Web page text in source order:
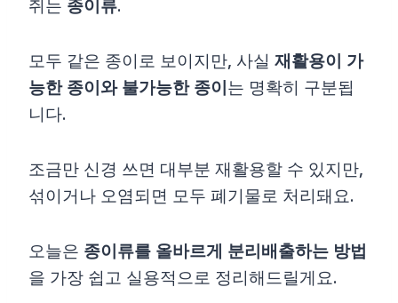
모두 같은 종이로 보이지만, 사실재활용이 가
능한 종이와 불가능한 종이는 명확히 구분됩
니다.
조금만 신경 쓰면 대부분 재활용할 수 있지만,
섞이거나 오염되면 모두 폐기물로 처리돼요.
오늘은종이류를 올바르게 분리배출하는 방법
을 가장 쉽고 실용적으로 정리해드릴게요.